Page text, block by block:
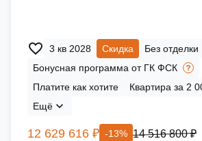
3 кв 2028 Скидка
Без отделки
Бонусная программа от ГК ФСК
Платите как хотите
Квартира за 2
Ещё
12 629 616 ₽ -13% 14 516 800 ₽